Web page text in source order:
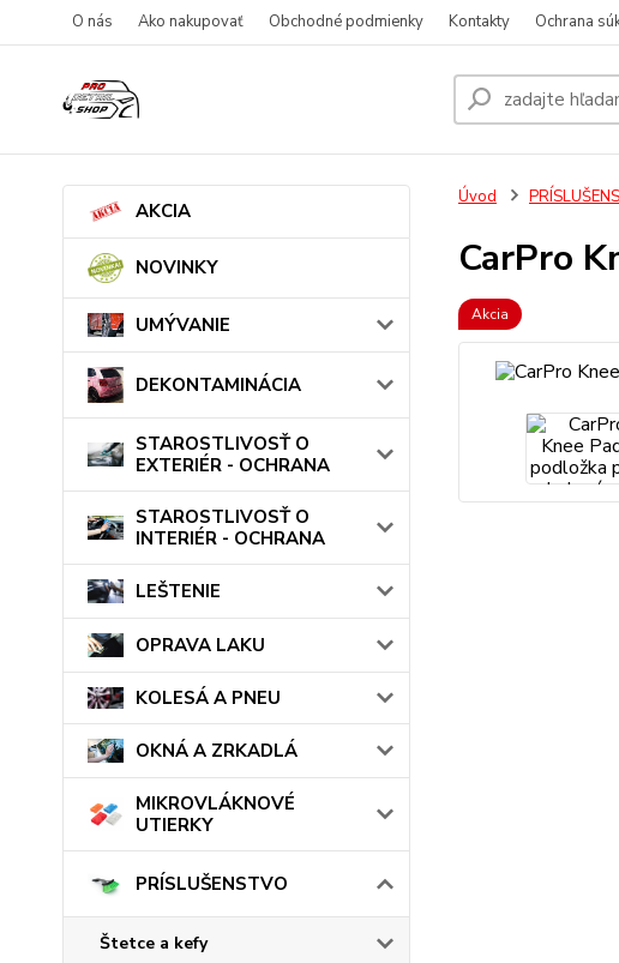
O nás Ako nakupovať Obchodné podmienky Kontakty Ochrana
AKCIA
NOVINKY
UMÝVANIE
DEKONTAMINÁCIA
STAROSTLIVOSŤ O
EXTERIÉR - OCHRANA
STAROSTLIVOSŤ O
INTERIÉR - OCHRANA
LEŠTENIE
OPRAVA LAKU
KOLESÁ A PNEU
OKNÁ A ZRKADLÁ
MIKROVLÁKNOVÉ
UTIERKY
PRÍSLUŠENSTVO
Štetce a kefy
Úvod
CarPro
Akcia